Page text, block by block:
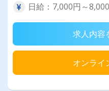
日給：7,000円～
求人内容
オンライ